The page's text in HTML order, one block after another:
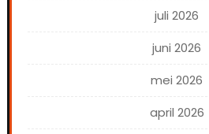
juli 2026
juni 2026
mei 2026
april 2026